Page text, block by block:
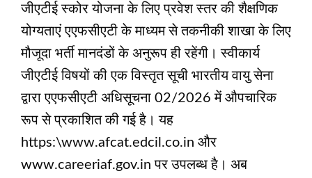
जीएटीई स्कोर योजना के लिए प्रवेश स्तर की शैक्षणिक
योग्यताएं एएफसीएटी के माध्यम से तकनीकी शाखा के लिए
मौजूदा भर्ती मानदंडों के अनुरूप ही रहेंगी। स्वीकार्य
जीएटीई विषयों की एक विस्तृत सूची भारतीय वायु सेना
द्वारा एएफसीएटी अधिसूचना 02/2026 में औपचारिक
रूप से प्रकाशित की गई है। यह
https:\www.afcat.edcil.co.in और
www.careeriaf.gov.in पर उपलब्ध है। अब